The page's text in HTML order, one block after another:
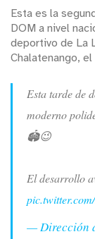
Esta es la
DOM a nivel
deportivo de La
Chalatenango,
Esta tarde de
moderno
🏟😉
El desarrollo
— Dirección